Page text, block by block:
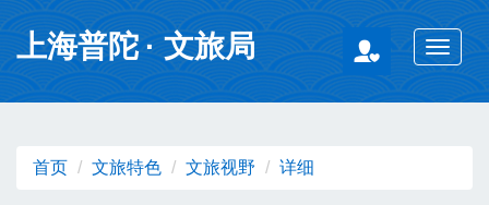
无障碍操作说明 跳转到网站导航区 跳转到主要内容区域
上海普陀· 文旅局
Toggle
首页 文旅特色 文旅视野 详细